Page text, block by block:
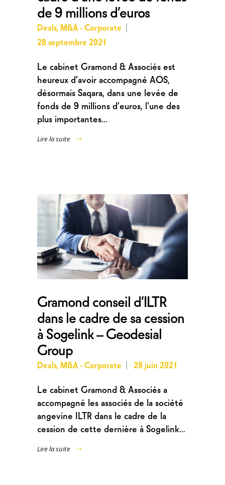
de 9 millions d’euros
Deals,M&A - Corporate
28 septembre 2021
Le cabinet Gramond & Associés est
heureux d’avoir accompagné AOS,
désormais Saqara, dans une levée de
fonds de 9 millions d’euros, l’une des
plus importantes...
Lire la suite
Gramond conseil d’ILTR
dans le cadre de sa cession
à Sogelink – Geodesial
Group
Deals,M&A - Corporate 28 juin 2021
Le cabinet Gramond & Associés a
accompagné les associés de la société
angevine ILTR dans le cadre de la
cession de cette dernière à Sogelink...
Lire la suite